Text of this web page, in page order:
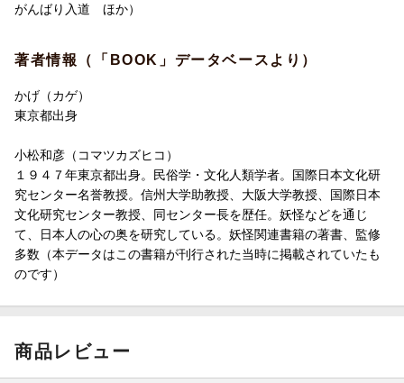
がんばり入道 ほか）
著者情報（「BOOK」データベースより）
かげ（カゲ）
東京都出身
小松和彦（コマツカズヒコ）
１９４７年東京都出身。民俗学・文化人類学者。国際日本文化研
究センター名誉教授。信州大学助教授、大阪大学教授、国際日本
文化研究センター教授、同センター長を歴任。妖怪などを通じ
て、日本人の心の奥を研究している。妖怪関連書籍の著書、監修
多数（本データはこの書籍が刊行された当時に掲載されていたも
のです）
商品レビュー